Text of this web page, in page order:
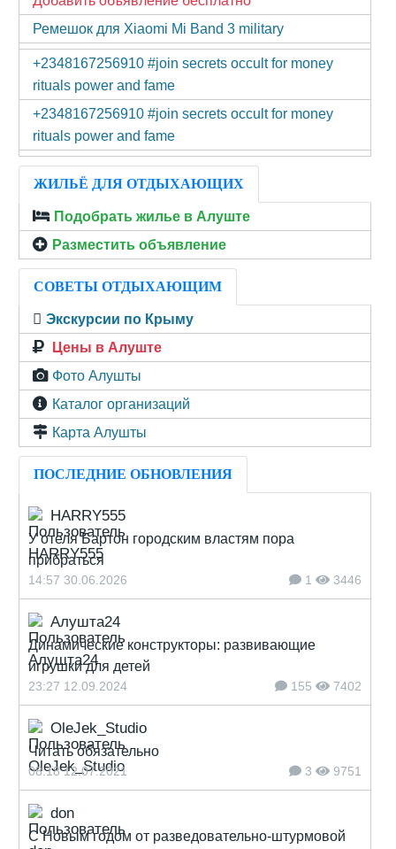
Ремешок для Xiaomi Mi Band 3 military
+2348167256910 #join secrets occult for money
rituals power and fame
+2348167256910 #join secrets occult for money
rituals power and fame
ЖИЛЬЁ ДЛЯ ОТДЫХАЮЩИХ
Подобрать жилье в Алуште
Разместить объявление
СОВЕТЫ ОТДЫХАЮЩИМ
Экскурсии по Крыму
Цены в Алуште
Фото Алушты
Каталог организаций
Карта Алушты
ПОСЛЕДНИЕ ОБНОВЛЕНИЯ
HARRY555
У отеля Бартон городским властям пора
прибраться
14:57 30.06.2026 1 3446
Алушта24
Динамические конструкторы: развивающие
игрушки для детей
23:27 12.09.2024 155 7402
OleJek_Studio
Читать обязательно
08:18 12.07.2021 3 9751
don
С Новым годом от разведовательно-штурмовой